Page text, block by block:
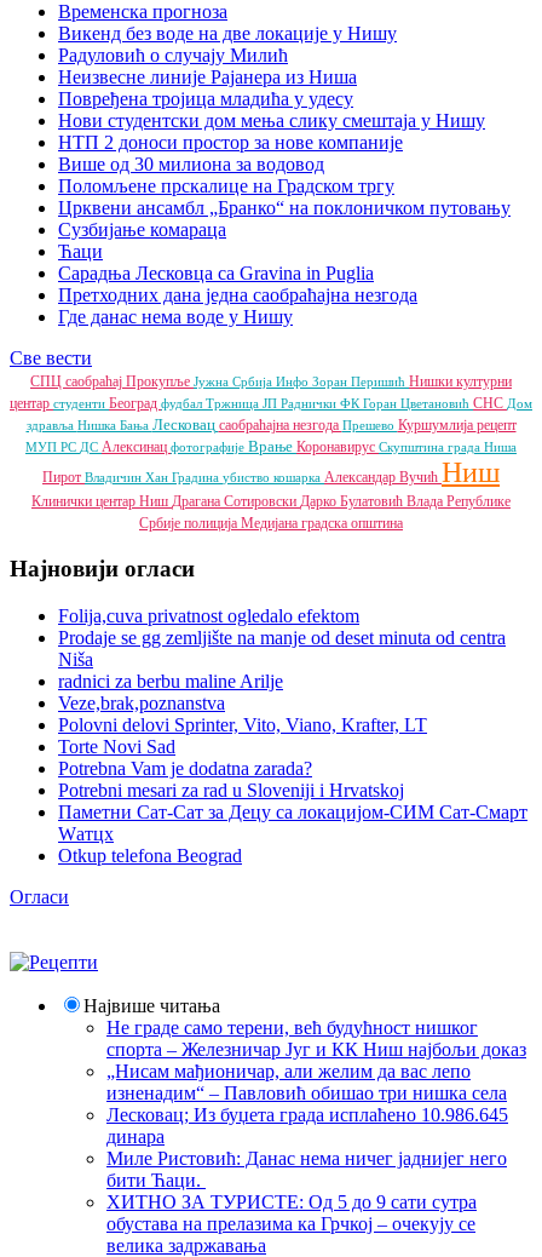
Временска прогноза
Викенд без воде на две локације у Нишу
Радуловић о случају Милић
Неизвесне линије Рајанера из Ниша
Повређена тројица младића у удесу
Нови студентски дом мења слику смештаја у Нишу
НТП 2 доноси простор за нове компаније
Више од 30 милиона за водовод
Поломљене прскалице на Градском тргу
Црквени ансамбл „Бранко“ на поклоничком путовању
Сузбијање комараца
Ћаци
Сарадња Лесковца са Gravina in Puglia
Претходних дана једна саобраћајна незгода
Где данас нема воде у Нишу
Све вести
СПЦ саобраћај Прокупље Јужна Србија Инфо Зоран Перишић Нишки културни
центар студенти Београд фудбал Тржница ЈП Раднички ФК Горан Цветановић СНС Дом
здравља Нишка Бања Лесковац саобраћајна незгода Прешево Куршумлија рецепт
МУП РС ДС Алексинац фотографије Врање Коронавирус Скупштина града Ниша
Пирот Владичин Хан Градина убиство кошарка Александар Вучић Ниш
Клинички центар Ниш Драгана Сотировски Дарко Булатовић Влада Републике
Србије полиција Медијана градска општина
Најновији огласи
Folija,cuva privatnost ogledalo efektom
Prodaje se gg zemljište na manje od deset minuta od centra
Niša
radnici za berbu maline Arilje
Veze,brak,poznanstva
Polovni delovi Sprinter, Vito, Viano, Krafter, LT
Torte Novi Sad
Potrebna Vam je dodatna zarada?
Potrebni mesari za rad u Sloveniji i Hrvatskoj
Паметни Сат-Сат за Децу са локацијом-СИМ Сат-Смарт
Wатцх
Otkup telefona Beograd
Огласи
Највише читања
Не граде само терени, већ будућност нишког
спорта – Железничар Југ и КК Ниш најбољи доказ
„Нисам мађионичар, али желим да вас лепо
изненадим“ – Павловић обишао три нишка села
Лесковац; Из буџета града исплаћено 10.986.645
динара
Миле Ристовић: Данас нема ничег јаднијег него
бити Ћаци.
ХИТНО ЗА ТУРИСТЕ: Од 5 до 9 сати сутра
обустава на прелазима ка Грчкој – очекују се
велика задржавања